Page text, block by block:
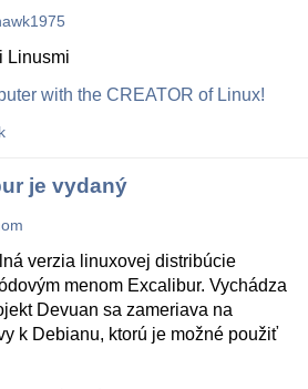
Linusmi
with the CREATOR of Linux!
je vydaný
verzia linuxovej distribúcie
menom Excalibur. Vychádza
Devuan sa zameriava na
k Debianu, ktorú je možné použiť